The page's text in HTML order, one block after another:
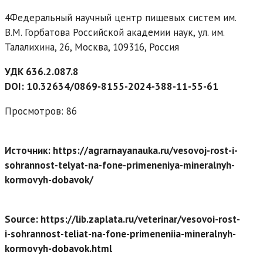
4Федеральный научный центр пищевых систем им.
В.М. Горбатова Российской академии наук, ул. им.
Талалихина, 26, Москва, 109316, Россия
УДК 636.2.087.8
DOI: 10.32634/0869-8155-2024-388-11-55-61
Просмотров: 86
Источник: https://agrarnayanauka.ru/vesovoj-rost-i-
sohrannost-telyat-na-fone-primeneniya-mineralnyh-
kormovyh-dobavok/
Source: https://lib.zaplata.ru/veterinar/vesovoi-rost-
i-sohrannost-teliat-na-fone-primeneniia-mineralnyh-
kormovyh-dobavok.html